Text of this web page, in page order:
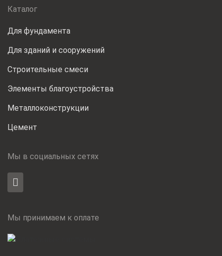
Каталог
Для фундамента
Для зданий и сооружений
Строительные смеси
Элементы благоустройства
Металлоконструкции
Цемент
Мы в социальных сетях
Мы принимаем к оплате